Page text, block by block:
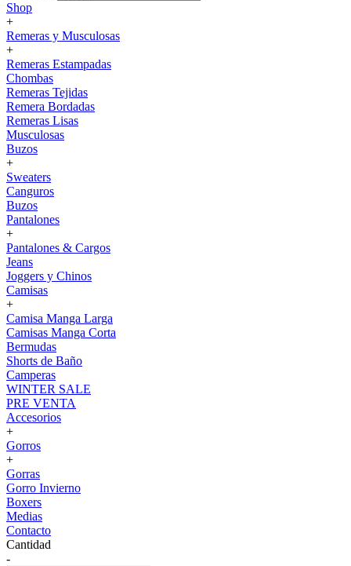
Shop
+
Remeras y Musculosas
+
Remeras Estampadas
Chombas
Remeras Tejidas
Remera Bordadas
Remeras Lisas
Musculosas
Buzos
+
Sweaters
Canguros
Buzos
Pantalones
+
Pantalones & Cargos
Jeans
Joggers y Chinos
Camisas
+
Camisa Manga Larga
Camisas Manga Corta
Bermudas
Shorts de Baño
Camperas
WINTER SALE
PRE VENTA
Accesorios
+
Gorros
+
Gorras
Gorro Invierno
Boxers
Medias
Contacto
Cantidad
-